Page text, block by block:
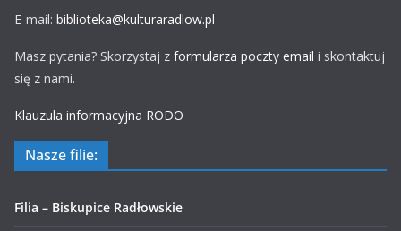
E-mail: biblioteka@kulturaradlow.pl
Masz pytania? Skorzystaj z formularza poczty email i skontaktuj
się z nami.
Klauzula informacyjna RODO
Nasze filie:
Filia – Biskupice Radłowskie